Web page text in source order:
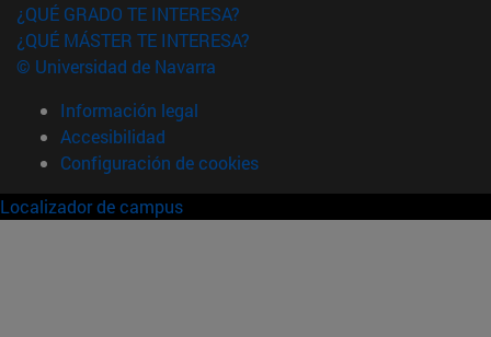
¿QUÉ GRADO TE INTERESA?
¿QUÉ MÁSTER TE INTERESA?
© Universidad de Navarra
Información legal
Accesibilidad
Configuración de cookies
Localizador de campus